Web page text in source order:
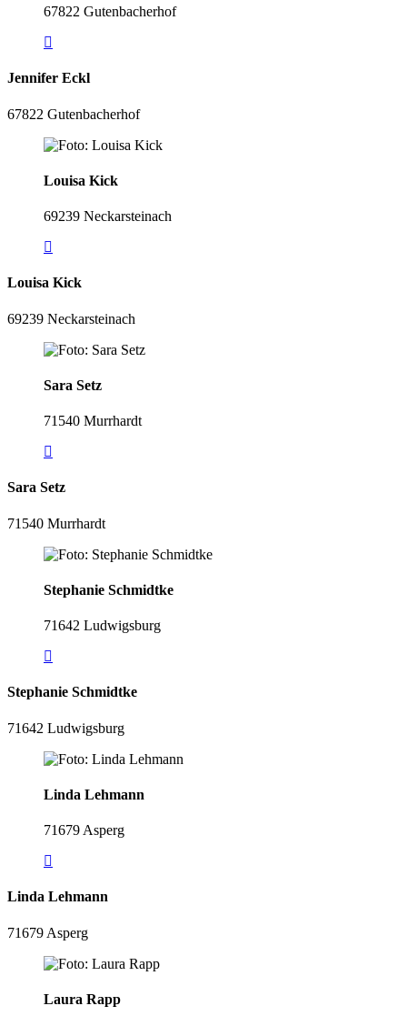
67822 Gutenbacherhof
Jennifer Eckl
67822 Gutenbacherhof
Louisa Kick
69239 Neckarsteinach
Louisa Kick
69239 Neckarsteinach
Sara Setz
71540 Murrhardt
Sara Setz
71540 Murrhardt
Stephanie Schmidtke
71642 Ludwigsburg
Stephanie Schmidtke
71642 Ludwigsburg
Linda Lehmann
71679 Asperg
Linda Lehmann
71679 Asperg
Laura Rapp